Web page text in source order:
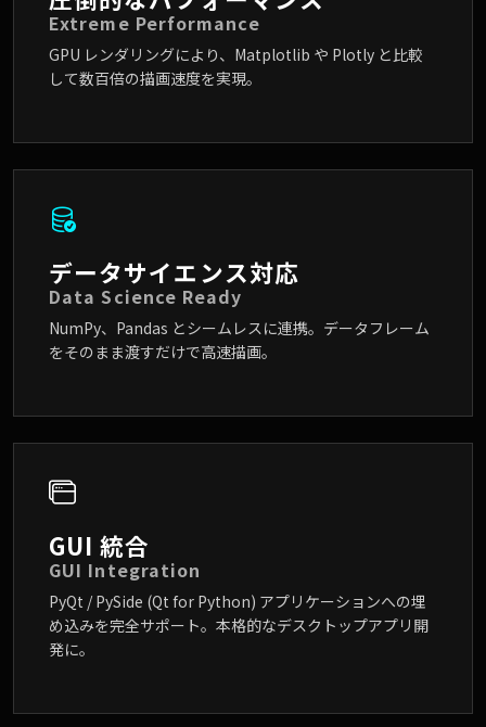
Extreme Performance
GPU レンダリングにより、Matplotlib や Plotly と比較
して数百倍の描画速度を実現。
データサイエンス対応
Data Science Ready
NumPy、Pandas とシームレスに連携。データフレーム
をそのまま渡すだけで高速描画。
GUI 統合
GUI Integration
PyQt / PySide (Qt for Python) アプリケーションへの埋
め込みを完全サポート。本格的なデスクトップアプリ開
発に。